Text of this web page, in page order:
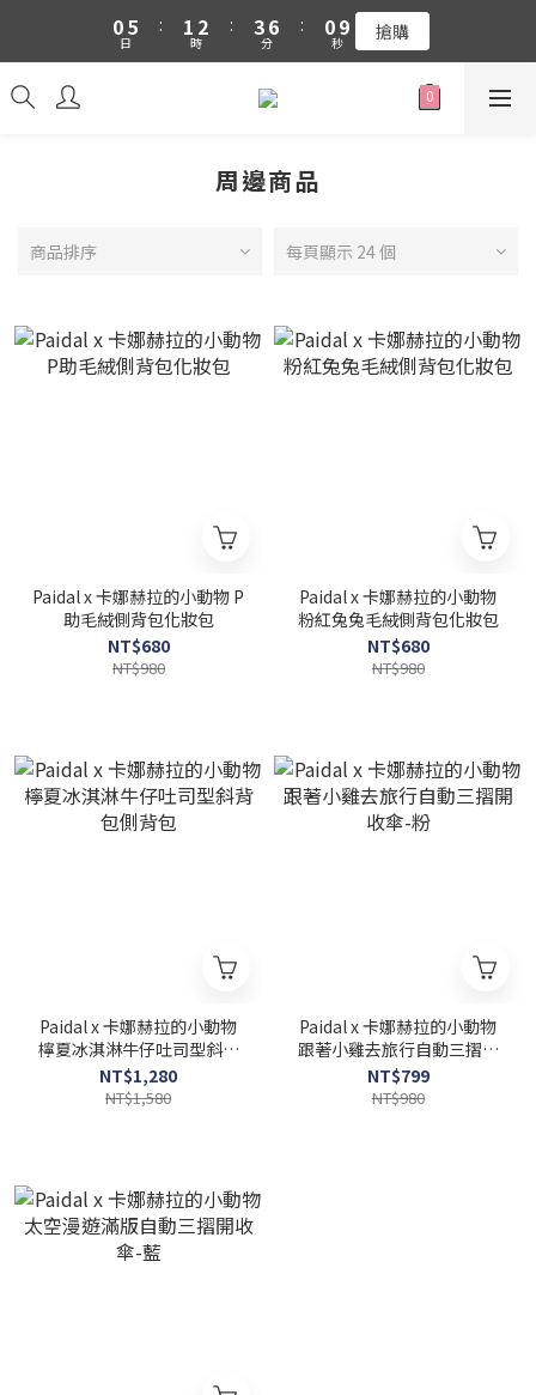
吉伊卡哇 新品上市88折+滿件贈零錢包(隨機)
05
4
日
:
1
0
2
1
時
:
3
2
0
6
5
3
0
分
:
09
8
0
秒 搶購
吉伊卡哇 新品上市88折+滿件贈零錢包(隨機)
周邊商品
商品排序 每頁顯示 24 個
Paidal x 卡娜赫拉的小動物 P
助毛絨側背包化妝包
NT$680
NT$980
Paidal x 卡娜赫拉的小動物
粉紅兔兔毛絨側背包化妝包
NT$680
NT$980
Paidal x 卡娜赫拉的小動物
檸夏冰淇淋牛仔吐司型斜背
包側背包
NT$1,280
NT$1,580
Paidal x 卡娜赫拉的小動物
跟著小雞去旅行自動三摺開
收傘-粉
NT$799
NT$980